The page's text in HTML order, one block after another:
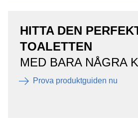
HITTA DEN
TOALETTEN
MED BARA NÅGRA
Prova produktguiden nu